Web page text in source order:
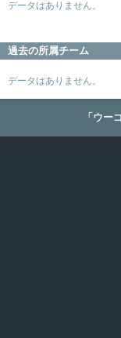
データはありません。
過去の所属チーム
データはありません。
「ウ